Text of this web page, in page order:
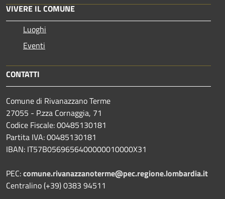
VIVERE IL COMUNE
Luoghi
Eventi
CONTATTI
Comune di Rivanazzano Terme
27055 - P.zza Cornaggia, 71
Codice Fiscale: 00485130181
Partita IVA: 00485130181
IBAN: IT57B0569656400000010000X31
PEC:comune.rivanazzanoterme@pec.regione.lombardia.it
Centralino (+39) 0383 94511